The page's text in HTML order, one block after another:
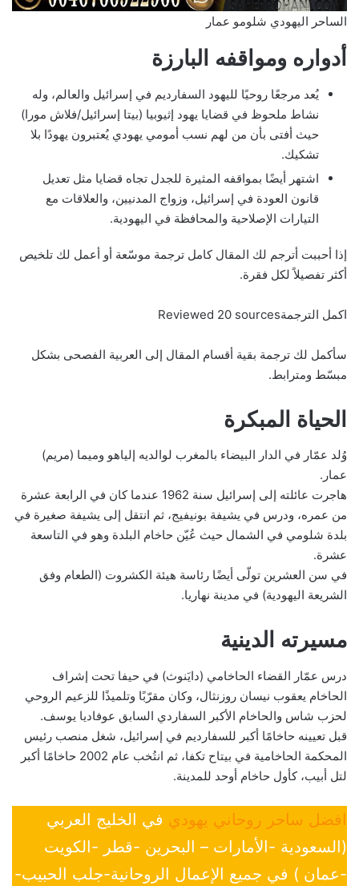
الساحر اليهودي شلومو عمار
أدواره ومواقفه البارزة
يُعد مرجعًا روحيًا لليهود السفارديم في إسرائيل والعالم، وله
نشاط ملحوظ في قضايا يهود إثيوبيا (بيتا إسرائيل/فلاش مورا)
حيث أفتى بأن من لهم نسب أمومي يهودي يُعتبرون يهودًا بلا
تشكيك.
اشتهر أيضًا بمواقفه المثيرة للجدل تجاه قضايا مثل تعديل
قانون العودة في إسرائيل، وزواج المدنيين، والعلاقات مع
التيارات الإصلاحية والمحافظة في اليهودية.
إذا أحببت أترجم لك المقال كامل ترجمة موسّعة أو أعمل لك تلخيص
أكثر تفصيلاً لكل فقرة.
اكمل الترجمةReviewed 20 sources
سأكمل لك ترجمة بقية أقسام المقال إلى العربية الفصحى بشكل
مبسّط ومترابط.
الحياة المبكرة
وُلد عمّار في الدار البيضاء بالمغرب لوالديه إلياهو وميما (مريم)
عمار.
هاجرت عائلته إلى إسرائيل سنة 1962 عندما كان في الرابعة عشرة
من عمره، ودرس في يشيفة بونيفيج، ثم انتقل إلى يشيفة صغيرة في
بلدة شلومي في الشمال حيث عُيّن حاخام البلدة وهو في التاسعة
عشرة.
في سن العشرين تولّى أيضًا رئاسة هيئة الكشروت (الطعام وفق
الشريعة اليهودية) في مدينة نهاريا.
مسيرته الدينية
درس عمّار القضاء الحاخامي (دايَنوث) في حيفا تحت إشراف
الحاخام يعقوب نيسان روزنثال، وكان مقرّبًا وتلميذًا للزعيم الروحي
لحزب شاس والحاخام الأكبر السفاردي السابق عوفاديا يوسف.
قبل تعيينه حاخامًا أكبر للسفارديم في إسرائيل، شغل منصب رئيس
المحكمة الحاخامية في بيتاح تكفا، ثم انتُخب عام 2002 حاخامًا أكبر
لتل أبيب، كأول حاخام أوحد للمدينة.
افضل ساحر روحاني يهودي في الخليج العربي
(السعودية -الأمارات – البحرين -قطر -الكويت
-عمان ) في جميع الإعمال الروحانية-جلب الحبيب-